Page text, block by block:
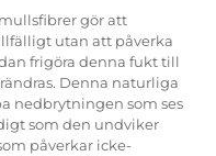
gör att
utan att påverka
frigöra denna fukt till
Denna naturliga
nedbrytningen som ses
som den undviker
påverkar icke-